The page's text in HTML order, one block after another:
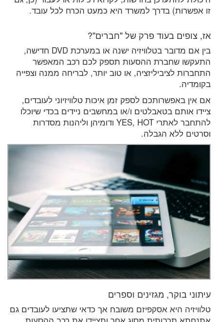
זו אפשרות) בדרך למשרד היא כמעט הכרח לכל עובד.
אז, צופים בעוד פרק של "חברים"?
בין אם מדובר בטלוויזיה ישנה או במערכת DVD חדישה,
התעקשו שחברת ההסעות תספק לכם רכב המאפשר
התחברות לציביליזציה, או טוב יותר, לבריחה ממנה וצפייה
בקומדיה.
אם אין באפשרותכם לספק זמן איכות טלוויזיוני לעובדים,
ציידו אותם בטאבלטים ו/או במחשבים ניידים בכדי שיוכלו
להתחבר לאתרי YES, HOT ודומיהן וליהנות מסדרות
וסרטים ללא הגבלה.
עיתוני בוקר, מגזינים וספרים
טלוויזיה היא אסקפיזם משובח אך כדאי שתציעו לעובדים גם